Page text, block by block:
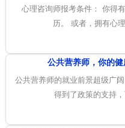
心理咨询师报考条件： 你得
历。 或者，拥有心
公共营养师，你的健
公共营养师的就业前景超级广
得到了政策的支持